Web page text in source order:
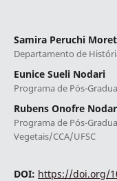
Samira Peruchi
Departamento de
Eunice Sueli Nodari
Programa de Pós-
Rubens Onofre
Programa de Pós-
Vegetais/CCA/UFSC
DOI: https://doi.org/